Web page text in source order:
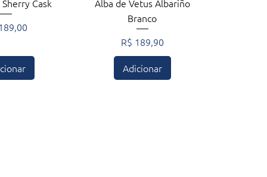
Cask
Alba de Vetus Albariño
Branco
Preço
R$ 189,90
Adicionar